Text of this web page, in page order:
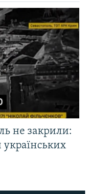
не закрили: